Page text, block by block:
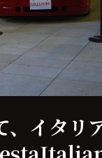
、イタリ